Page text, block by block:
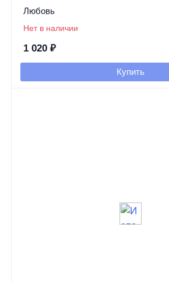
Любовь
Нет в наличии
1 020 ₽
Купить